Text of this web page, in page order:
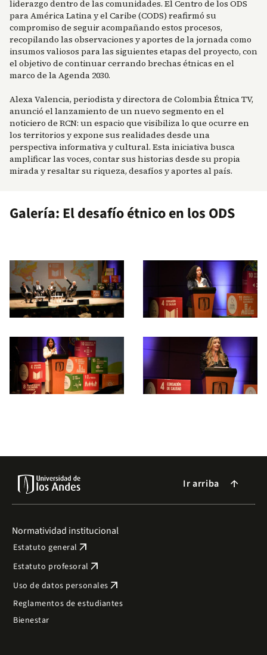
liderazgo dentro de las comunidades. El Centro de los ODS
para América Latina y el Caribe (CODS) reafirmó su
compromiso de seguir acompañando estos procesos,
recopilando las observaciones y aportes de la jornada como
insumos valiosos para las siguientes etapas del proyecto, con
el objetivo de continuar cerrando brechas étnicas en el
marco de la Agenda 2030.
Alexa Valencia, periodista y directora de Colombia Étnica TV,
anunció el lanzamiento de un nuevo segmento en el
noticiero de RCN: un espacio que visibiliza lo que ocurre en
los territorios y expone sus realidades desde una
perspectiva informativa y cultural. Esta iniciativa busca
amplificar las voces, contar sus historias desde su propia
mirada y resaltar su riqueza, desafíos y aportes al país.
Galería: El desafío étnico en los ODS
Ir arriba arrow_forward
Normatividad institucional
Estatuto general arrow_outward
Estatuto profesoral arrow_outward
Uso de datos personales arrow_outward
Reglamentos de estudiantes
Bienestar